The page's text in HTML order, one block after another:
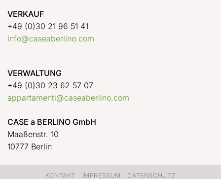
VERKAUF
+49 (0)30 21 96 51 41
info@caseaberlino.com
VERWALTUNG
+49 (0)30 23 62 57 07
appartamenti@caseaberlino.com
CASE a BERLINO GmbH
Maaßenstr. 10
10777 Berlin
KONTAKT IMPRESSUM DATENSCHUTZ